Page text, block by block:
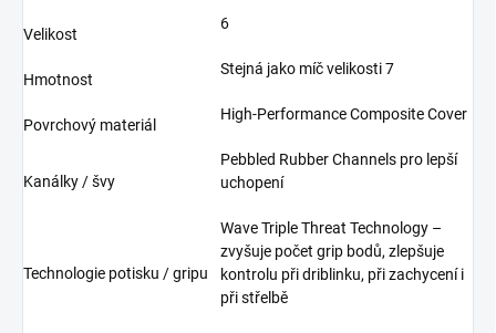
Velikost
6
Hmotnost
Stejná jako míč velikosti 7
Povrchový materiál
High-Performance Composite Cover
Kanálky / švy
Pebbled Rubber Channels pro lepší
uchopení
Technologie potisku / gripu
Wave Triple Threat Technology –
zvyšuje počet grip bodů, zlepšuje
kontrolu při driblinku, při zachycení i
při střelbě